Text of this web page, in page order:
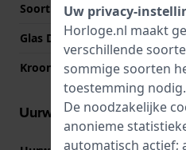
Soort glas
Glas Diameter
Kroon
Uurwerk informatie
Uw privacy-
Horloge.nl maakt
verschillende
sommige soorten
toestemming nodig.
De noodzakelijke
anonieme
automatisch actief;